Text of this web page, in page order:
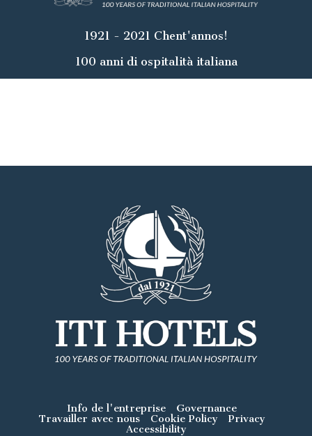
1921 - 2021 Chent'annos!
100 anni di ospitalità italiana
Info de l'entreprise
Governance
Travailler avec nous
Cookie Policy
Privacy
Accessibility